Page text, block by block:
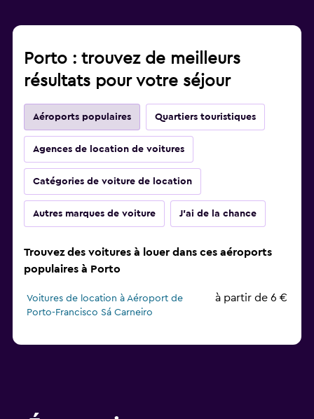
Porto : trouvez de meilleurs
résultats pour votre séjour
Aéroports populaires Quartiers touristiques
Agences de location de voitures
Catégories de voiture de location
Autres marques de voiture J'ai de la chance
Trouvez des voitures à louer dans ces aéroports
populaires à Porto
Voitures de location à Aéroport de
Porto-Francisco Sá Carneiro
à partir de 6 €